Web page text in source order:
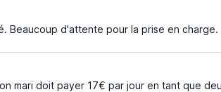
Beaucoup d'attente pour la prise en charge.
mari doit payer 17€ par jour en tant que